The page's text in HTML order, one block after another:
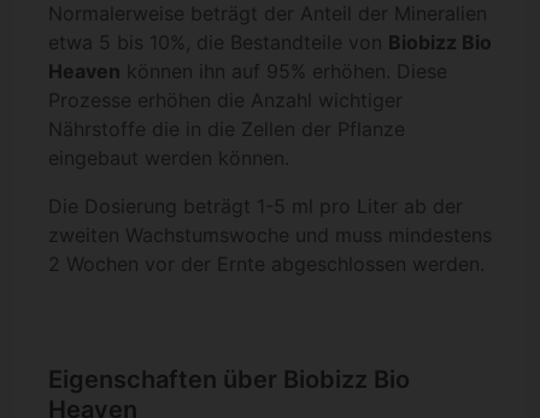
Normalerweise beträgt der Anteil der Mineralien
etwa 5 bis 10%, die Bestandteile von Biobizz Bio
Heaven können ihn auf 95% erhöhen. Diese
Prozesse erhöhen die Anzahl wichtiger
Nährstoffe die in die Zellen der Pflanze
eingebaut werden können.
Die Dosierung beträgt 1-5 ml pro Liter ab der
zweiten Wachstumswoche und muss mindestens
2 Wochen vor der Ernte abgeschlossen werden.
Eigenschaften über Biobizz Bio
Heaven